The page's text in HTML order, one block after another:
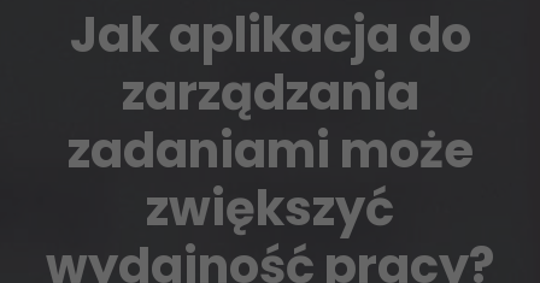
Jak aplikacja do
zarządzania
zadaniami może
zwiększyć
wydajność pracy?